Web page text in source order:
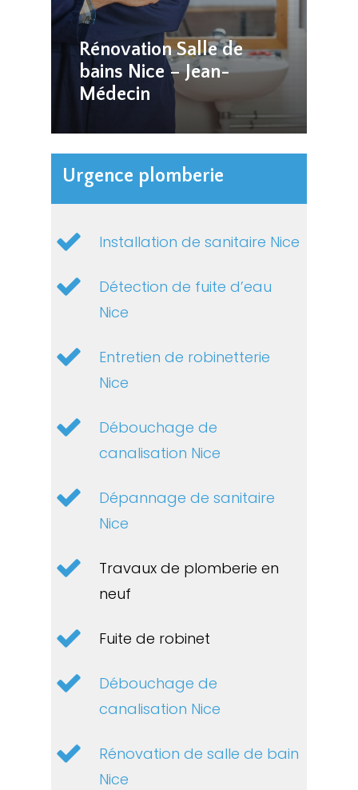
Rénovation Salle de
bains Nice – Jean-
Médecin
Urgence plomberie
Installation de sanitaire Nice
Détection de fuite d’eau
Nice
Entretien de robinetterie
Nice
Débouchage de
canalisation Nice
Dépannage de sanitaire
Nice
Travaux de plomberie en
neuf
Fuite de robinet
Débouchage de
canalisation Nice
Rénovation de salle de bain
Nice